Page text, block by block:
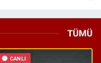
TÜMÜ
CANLI